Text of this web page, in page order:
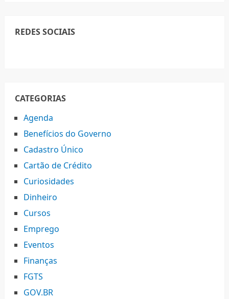
REDES SOCIAIS
CATEGORIAS
Agenda
Benefícios do Governo
Cadastro Único
Cartão de Crédito
Curiosidades
Dinheiro
Cursos
Emprego
Eventos
Finanças
FGTS
GOV.BR